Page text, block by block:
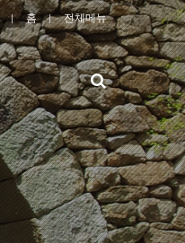
홈 전체메뉴
검
색